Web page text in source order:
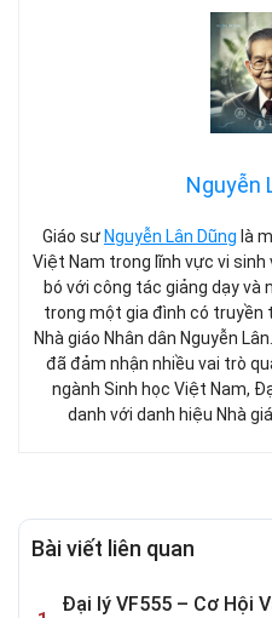
Nguyễn
Giáo sư Nguyễn Lân Dũng là
Việt Nam trong lĩnh vực vi
bó với công tác giảng dạy và
trong một gia đình có truyền
Nhà giáo Nhân dân Nguyễn
đã đảm nhận nhiều vai trò
ngành Sinh học Việt Nam,
danh với danh hiệu Nhà
Bài viết liên quan
Đại lý VF555 – Cơ Hội